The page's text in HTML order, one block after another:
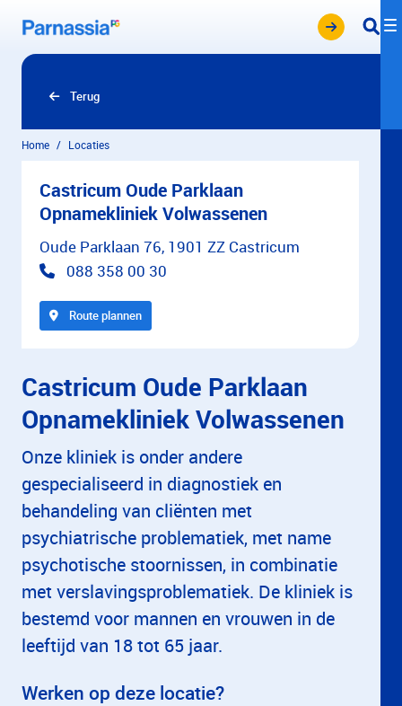
Overslaan en naar hoofdinhoud gaan
Terug
Home Locaties
Castricum Oude Parklaan
Opnamekliniek Volwassenen
Oude Parklaan 76, 1901 ZZ Castricum
088 358 00 30
Route plannen
Castricum Oude Parklaan
Opnamekliniek Volwassenen
Onze kliniek is onder andere
gespecialiseerd in diagnostiek en
behandeling van cliënten met
psychiatrische problematiek, met name
psychotische stoornissen, in combinatie
met verslavingsproblematiek. De kliniek is
bestemd voor mannen en vrouwen in de
leeftijd van 18 tot 65 jaar.
Werken op deze locatie?